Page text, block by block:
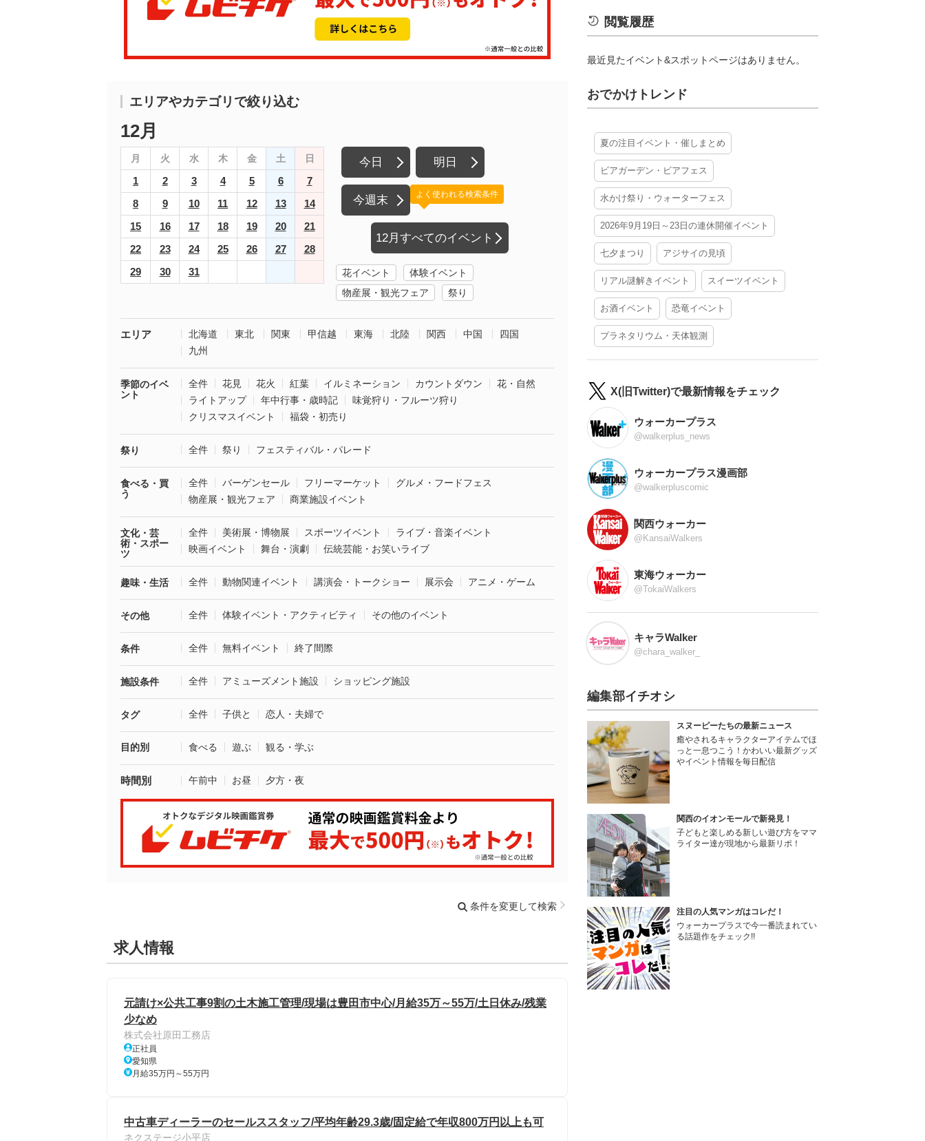
エリアやカテゴリで絞り込む
12月
月 火 水 木 金 土 日
1 2 3 4 5 6
7
8
9 10 11 12 13
14
15
16 17 18 19 20
21
22
23 24 25 26 27
28
29
30 31
今日 明日
今週末
12月すべてのイベント
よく使われる検索条件
花イベント
体験イベント
物産展・観光フェア
祭り
エリア 北海道 東北 関東 甲信越 東海 北陸 関西 中国
四国
九州
季節のイベ
ント
全件 花見 花火 紅葉 イルミネーション カウントダウン
花・自然
ライトアップ
年中行事・歳時記
味覚狩り・フルーツ狩り
クリスマスイベント
福袋・初売り
祭り 全件 祭り フェスティバル・パレード
食べる・買
う
全件 バーゲンセール フリーマーケット
グルメ・フードフェス
物産展・観光フェア
商業施設イベント
文化・芸
術・スポー
ツ
全件 美術展・博物展 スポーツイベント
ライブ・音楽イベント
映画イベント
舞台・演劇 伝統芸能・お笑いライブ
趣味・生活 全件 動物関連イベント 講演会・トークショー 展示会 アニメ・ゲーム
その他 全件 体験イベント・アクティビティ その他のイベント
条件 全件 無料イベント 終了間際
施設条件 全件 アミューズメント施設 ショッピング施設
タグ 全件 子供と 恋人・夫婦で
目的別 食べる 遊ぶ 観る・学ぶ
時間別 午前中 お昼 夕方・夜
条件を変更して検索
求人情報
元請け×公共工事9割の土木施工管理/現場は豊田市中心/月給35万～55万/土日休み/残業
少なめ
株式会社原田工務店
正社員
愛知県
月給35万円～55万円
中古車ディーラーのセールススタッフ/平均年齢29.3歳/固定給で年収800万円以上も可
ネクステージ小平店
閲覧履歴
最近見たイベント&スポットページはありません。
おでかけトレンド
夏の注目イベント・催しまとめ
ビアガーデン・ビアフェス
水かけ祭り・ウォーターフェス
2026年9月19日～23日の連休開催イベント
七夕まつり アジサイの見頃
リアル謎解きイベント スイーツイベント
お酒イベント 恐竜イベント
プラネタリウム・天体観測
X(旧Twitter)で最新情報をチェック
ウォーカープラス
@walkerplus_news
ウォーカープラス漫画部
@walkerpluscomic
関西ウォーカー
@KansaiWalkers
東海ウォーカー
@TokaiWalkers
キャラWalker
@chara_walker_
編集部イチオシ
スヌーピーたちの最新ニュース
癒やされるキャラクターアイテムでほ
っと一息つこう！かわいい最新グッズ
やイベント情報を毎日配信
関西のイオンモールで新発見！
子どもと楽しめる新しい遊び方をママ
ライター達が現地から最新リポ！
注目の人気マンガはコレだ！
ウォーカープラスで今一番読まれてい
る話題作をチェック!!